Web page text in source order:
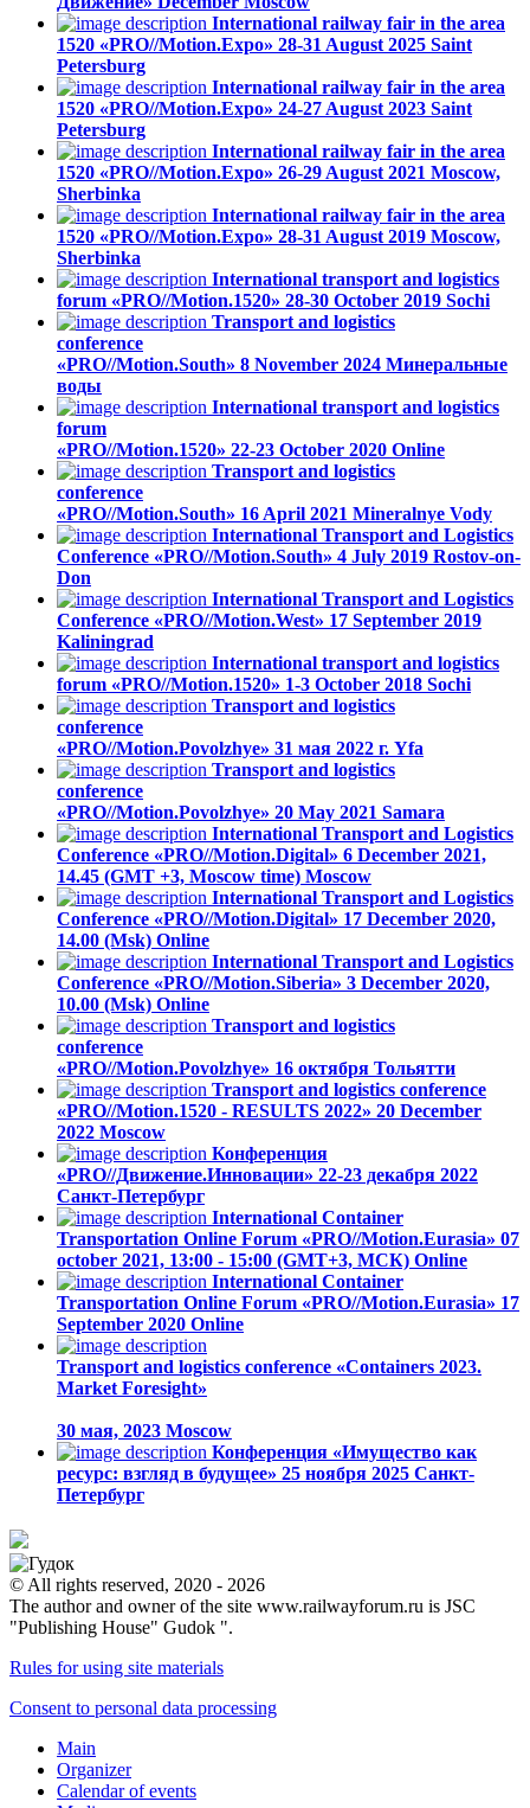
International railway fair in the area
1520 «PRO//Motion.Expo» 28-31 August 2025 Saint
Petersburg
International railway fair in the area
1520 «PRO//Motion.Expo» 24-27 August 2023 Saint
Petersburg
International railway fair in the area
1520 «PRO//Motion.Expo» 26-29 August 2021 Moscow,
Sherbinka
International railway fair in the area
1520 «PRO//Motion.Expo» 28-31 August 2019 Moscow,
Sherbinka
International transport and logistics
forum «PRO//Motion.1520» 28-30 October 2019 Sochi
Transport and logistics
conference
«PRO//Motion.South» 8 November 2024 Минеральные
воды
International transport and logistics
forum
«PRO//Motion.1520» 22-23 October 2020 Online
Transport and logistics
conference
«PRO//Motion.South» 16 April 2021 Mineralnye Vody
International Transport and Logistics
Conference «PRO//Motion.South» 4 July 2019 Rostov-on-
Don
International Transport and Logistics
Conference «PRO//Motion.West» 17 September 2019
Kaliningrad
International transport and logistics
forum «PRO//Motion.1520» 1-3 October 2018 Sochi
Transport and logistics
conference
«PRO//Motion.Povolzhye» 31 мая 2022 г. Yfa
Transport and logistics
conference
«PRO//Motion.Povolzhye» 20 May 2021 Samara
International Transport and Logistics
Conference «PRO//Motion.Digital» 6 December 2021,
14.45 (GMT +3, Moscow time) Moscow
International Transport and Logistics
Conference «PRO//Motion.Digital» 17 December 2020,
14.00 (Msk) Online
International Transport and Logistics
Conference «PRO//Motion.Siberia» 3 December 2020,
10.00 (Msk) Online
Transport and logistics
conference
«PRO//Motion.Povolzhye» 16 октября Тольятти
Transport and logistics conference
«PRO//Motion.1520 - RESULTS 2022» 20 December
2022 Moscow
Конференция
«PRO//Движение.Инновации» 22-23 декабря 2022
Санкт-Петербург
International Container
Transportation Online Forum «PRO//Motion.Eurasia» 07
october 2021, 13:00 - 15:00 (GMT+3, МСК) Online
International Container
Transportation Online Forum «PRO//Motion.Eurasia» 17
September 2020 Online
Transport and logistics conference «Containers 2023.
Market Foresight»
30 мая, 2023 Moscow
Конференция «Имущество как
ресурс: взгляд в будущее» 25 ноября 2025 Санкт-
Петербург
© All rights reserved, 2020 - 2026
The author and owner of the site www.railwayforum.ru is JSC
"Publishing House" Gudok ".
Rules for using site materials
Consent to personal data processing
Main
Organizer
Calendar of events